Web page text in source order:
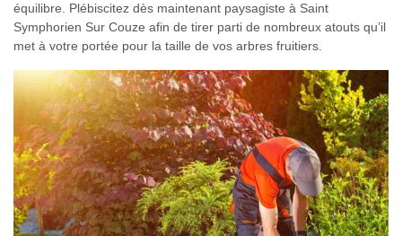
équilibre. Plébiscitez dès maintenant paysagiste à Saint
Symphorien Sur Couze afin de tirer parti de nombreux atouts qu’il
met à votre portée pour la taille de vos arbres fruitiers.